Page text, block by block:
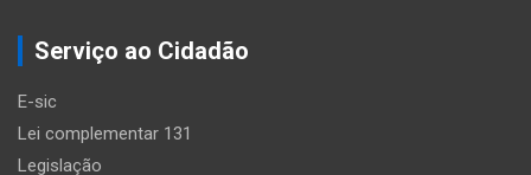
Serviço ao Cidadão
E-sic
Lei complementar 131
Legislação